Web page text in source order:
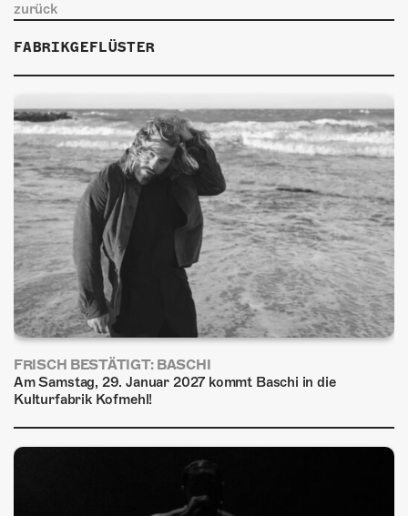
zurück
FABRIKGEFLÜSTER
FRISCH BESTÄTIGT: BASCHI
Am Samstag, 29. Januar 2027 kommt Baschi in die
Kulturfabrik Kofmehl!